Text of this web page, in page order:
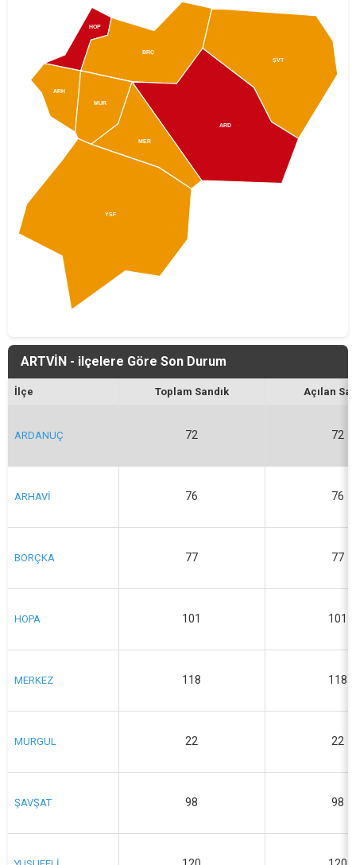
ARH
HOP
BRÇ
ŞVT
ARD
MER
MUR
YSF
ARTVİN - ilçelere Göre Son Durum
İlçe Toplam Sandık Açılan
ARDANUÇ 72 72
ARHAVİ 76 76
BORÇKA 77 77
HOPA 101 101
MERKEZ 118 118
MURGUL 22 22
ŞAVŞAT 98 98